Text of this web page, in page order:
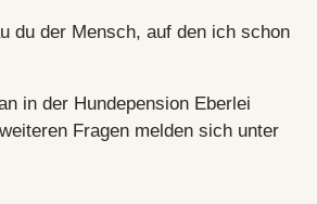
du der Mensch, auf den ich schon
in der Hundepension Eberlei
Fragen melden sich unter